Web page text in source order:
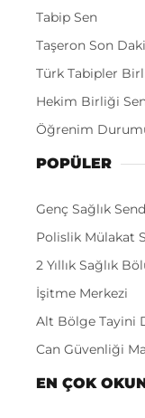
Tabip Sen
Taşeron Son
Türk Tabipler
Hekim Birliği
Öğrenim
POPÜLER
Genç Sağlık
Polislik Mülakat
2 Yıllık Sağlık
İşitme Merkezi
Alt Bölge Tayini
Can Güvenliği
EN ÇOK